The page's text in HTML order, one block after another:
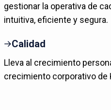
gestionar la operativa de
intuitiva, eficiente y segura.
Calidad
Lleva al crecimiento
crecimiento corporativo de